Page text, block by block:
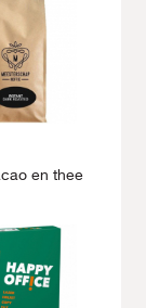
en thee